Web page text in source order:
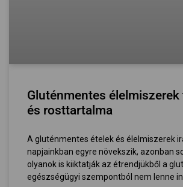
Gluténmentes élelmiszerek
és rosttartalma
A gluténmentes ételek és élelmiszerek
napjainkban egyre növekszik, azonban
olyanok is kiiktatják az étrendjükből a
egészségügyi szempontból nem lenne